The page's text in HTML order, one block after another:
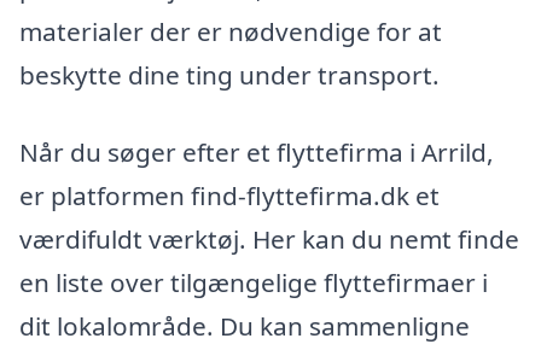
materialer der er nødvendige for at
beskytte dine ting under transport.
Når du søger efter et flyttefirma i Arrild,
er platformen find-flyttefirma.dk et
værdifuldt værktøj. Her kan du nemt finde
en liste over tilgængelige flyttefirmaer i
dit lokalområde. Du kan sammenligne